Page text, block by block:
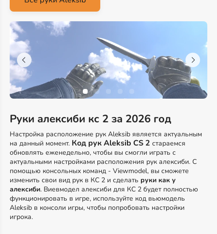
Руки алексиби кс 2 за 2026 год
Настройка расположение рук Aleksib является актуальным
на данный момент. Код рук Aleksib CS 2 стараемся
обновлять еженедельно, чтобы вы смогли играть с
актуальными настройками расположения рук алексиби. С
помощью консольных команд - Viewmodel, вы сможете
изменить свои вид рук в КС 2 и сделать руки как у
алексиби. Виевмодел алексиби для КС 2 будет полностью
функционировать в игре, используйте код вьюмодель
Aleksib в консоли игры, чтобы попробовать настройки
игрока.